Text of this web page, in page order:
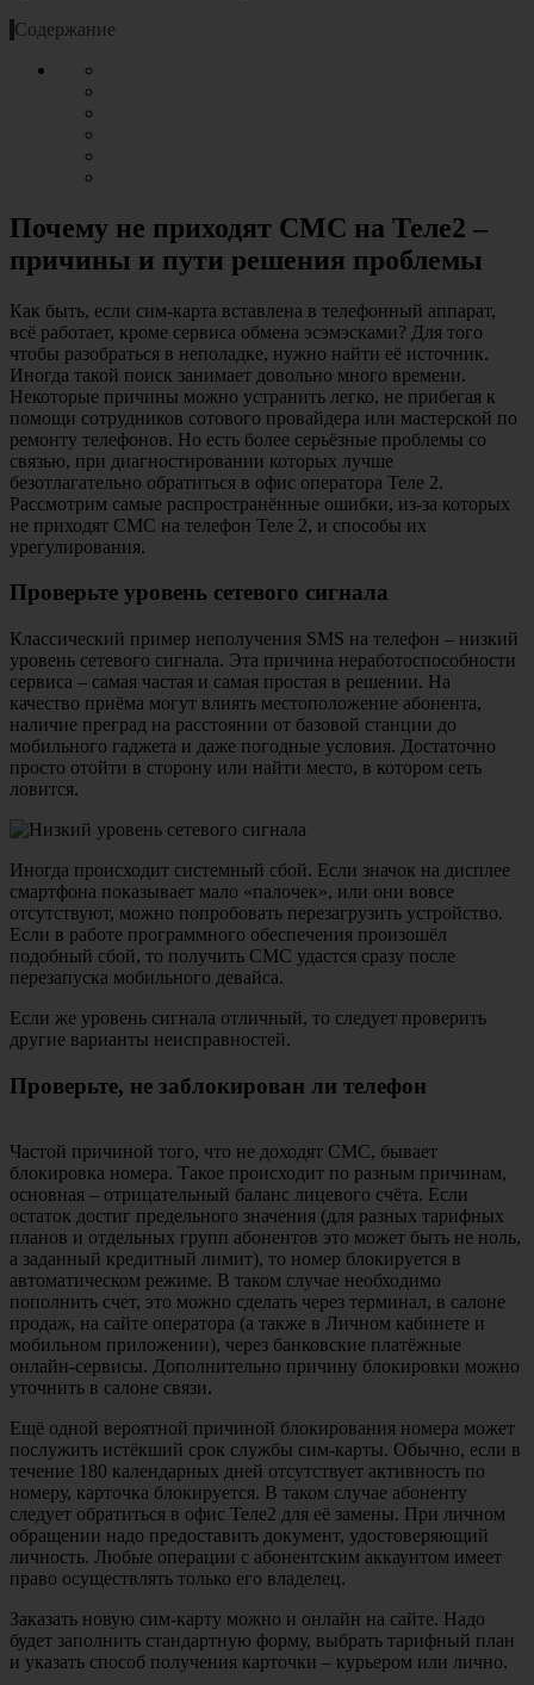
Содержание
Почему не приходят СМС на Теле2 –
причины и пути решения проблемы
Как быть, если сим-карта вставлена в телефонный аппарат,
всё работает, кроме сервиса обмена эсэмэсками? Для того
чтобы разобраться в неполадке, нужно найти её источник.
Иногда такой поиск занимает довольно много времени.
Некоторые причины можно устранить легко, не прибегая к
помощи сотрудников сотового провайдера или мастерской по
ремонту телефонов. Но есть более серьёзные проблемы со
связью, при диагностировании которых лучше
безотлагательно обратиться в офис оператора Теле 2.
Рассмотрим самые распространённые ошибки, из-за которых
не приходят СМС на телефон Теле 2, и способы их
урегулирования.
Проверьте уровень сетевого сигнала
Классический пример неполучения SMS на телефон – низкий
уровень сетевого сигнала. Эта причина неработоспособности
сервиса – самая частая и самая простая в решении. На
качество приёма могут влиять местоположение абонента,
наличие преград на расстоянии от базовой станции до
мобильного гаджета и даже погодные условия. Достаточно
просто отойти в сторону или найти место, в котором сеть
ловится.
Иногда происходит системный сбой. Если значок на дисплее
смартфона показывает мало «палочек», или они вовсе
отсутствуют, можно попробовать перезагрузить устройство.
Если в работе программного обеспечения произошёл
подобный сбой, то получить СМС удастся сразу после
перезапуска мобильного девайса.
Если же уровень сигнала отличный, то следует проверить
другие варианты неисправностей.
Проверьте, не заблокирован ли телефон
Частой причиной того, что не доходят СМС, бывает
блокировка номера. Такое происходит по разным причинам,
основная – отрицательный баланс лицевого счёта. Если
остаток достиг предельного значения (для разных тарифных
планов и отдельных групп абонентов это может быть не ноль,
а заданный кредитный лимит), то номер блокируется в
автоматическом режиме. В таком случае необходимо
пополнить счет, это можно сделать через терминал, в салоне
продаж, на сайте оператора (а также в Личном кабинете и
мобильном приложении), через банковские платёжные
онлайн-сервисы. Дополнительно причину блокировки можно
уточнить в салоне связи.
Ещё одной вероятной причиной блокирования номера может
послужить истёкший срок службы сим-карты. Обычно, если в
течение 180 календарных дней отсутствует активность по
номеру, карточка блокируется. В таком случае абоненту
следует обратиться в офис Теле2 для её замены. При личном
обращении надо предоставить документ, удостоверяющий
личность. Любые операции с абонентским аккаунтом имеет
право осуществлять только его владелец.
Заказать новую сим-карту можно и онлайн на сайте. Надо
будет заполнить стандартную форму, выбрать тарифный план
и указать способ получения карточки – курьером или лично.